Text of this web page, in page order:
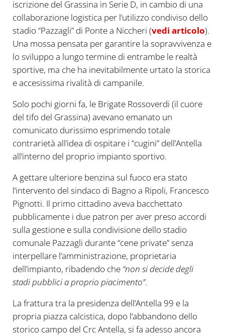
iscrizione del Grassina in Serie D, in cambio di una
collaborazione logistica per l’utilizzo condiviso dello
stadio “Pazzagli” di Ponte a Niccheri (vedi articolo).
Una mossa pensata per garantire la sopravvivenza e
lo sviluppo a lungo termine di entrambe le realtà
sportive, ma che ha inevitabilmente urtato la storica
e accesissima rivalità di campanile.
Solo pochi giorni fa, le Brigate Rossoverdi (il cuore
del tifo del Grassina) avevano emanato un
comunicato durissimo esprimendo totale
contrarietà all’idea di ospitare i “cugini” dell’Antella
all’interno del proprio impianto sportivo.
A gettare ulteriore benzina sul fuoco era stato
l’intervento del sindaco di Bagno a Ripoli, Francesco
Pignotti. Il primo cittadino aveva bacchettato
pubblicamente i due patron per aver preso accordi
sulla gestione e sulla condivisione dello stadio
comunale Pazzagli durante “cene private” senza
interpellare l’amministrazione, proprietaria
dell’impianto, ribadendo che “non si decide degli
stadi pubblici a proprio piacimento”.
La frattura tra la presidenza dell’Antella 99 e la
propria piazza calcistica, dopo l’abbandono dello
storico campo del Crc Antella, si fa adesso ancora